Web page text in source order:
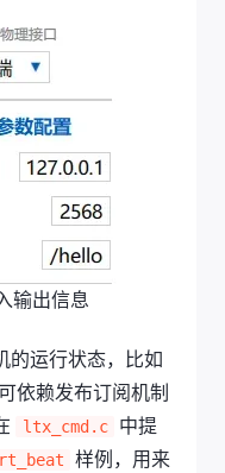
输出信息
的运行状态，比如
依赖发布订阅机制
ltx_cmd.c
中提
样例，用来